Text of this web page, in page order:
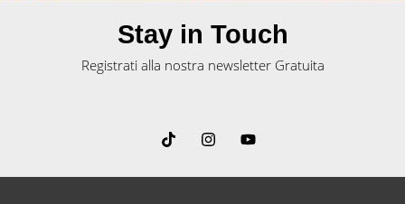
Stay in Touch
Registrati alla nostra newsletter Gratuita